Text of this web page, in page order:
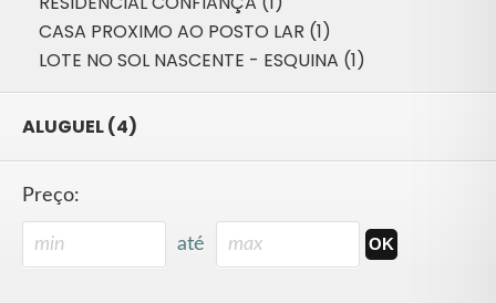
CASA PROXIMO AO POSTO LAR (1)
LOTE NO SOL NASCENTE - ESQUINA (1)
ALUGUEL (4)
Preço:
até